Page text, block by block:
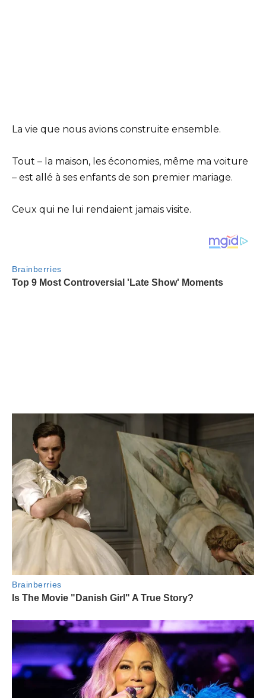
La vie que nous avions construite ensemble.
Tout – la maison, les économies, même ma voiture
– est allé à ses enfants de son premier mariage.
Ceux qui ne lui rendaient jamais visite.